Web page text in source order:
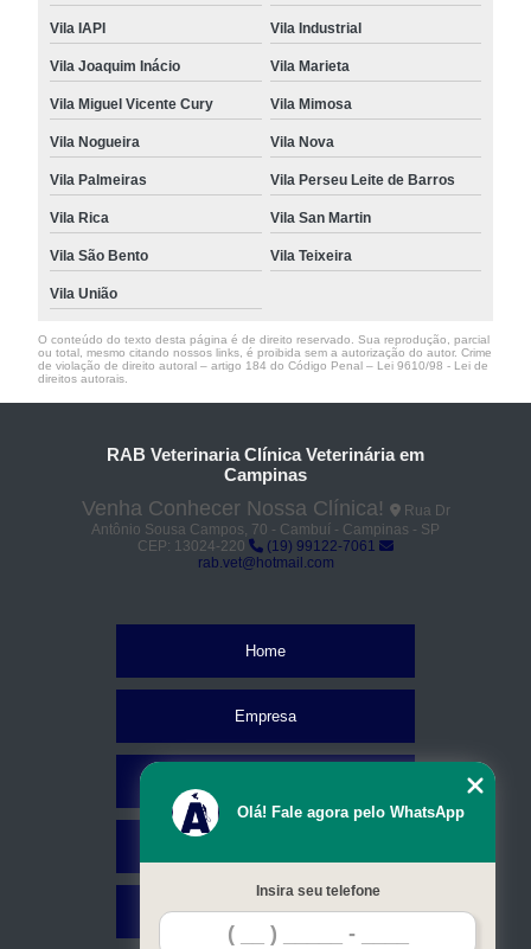
Vila IAPI Vila Industrial
Vila Joaquim Inácio Vila Marieta
Vila Miguel Vicente Cury Vila Mimosa
Vila Nogueira Vila Nova
Vila Palmeiras Vila Perseu Leite de Barros
Vila Rica Vila San Martin
Vila São Bento Vila Teixeira
Vila União
O conteúdo do texto desta página é de direito reservado. Sua reprodução, parcial
ou total, mesmo citando nossos links, é proibida sem a autorização do autor. Crime
de violação de direito autoral – artigo 184 do Código Penal – Lei 9610/98 - Lei de
direitos autorais
RAB Veterinaria Clínica Veterinária em
Campinas
Venha Conhecer Nossa Clínica!
Rua Dr
Antônio Sousa Campos, 70 - Cambuí - Campinas - SP
CEP: 13024-220
(19) 99122-7061
rab.vet@hotmail.com
Home
Empresa
Contato
Olá! Fale agora pelo WhatsApp
Insira seu telefone